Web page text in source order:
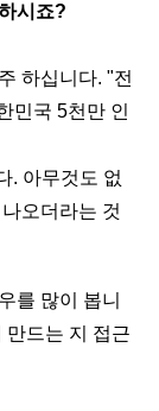
시죠?
하십니다. "전
민국 5천만 인
. 아무것도 없
오더라는 것
를 많이 봅니
만드는 지 접근